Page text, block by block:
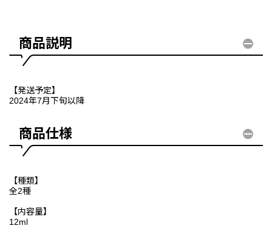
商品説明
【発送予定】
2024年7月下旬以降
商品仕様
【種類】
全2種
【内容量】
12ml